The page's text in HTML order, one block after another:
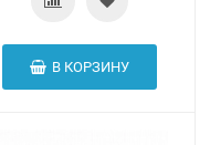
В КОРЗИНУ